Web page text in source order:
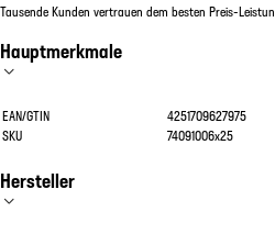
Tausende Kunden vertrauen dem besten Preis-
Hauptmerkmale
EAN/GTIN
4251709627975
SKU
74091006x25
Hersteller